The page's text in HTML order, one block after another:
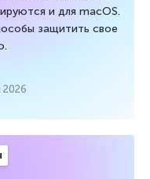
и для macOS.
защитить свое
2026